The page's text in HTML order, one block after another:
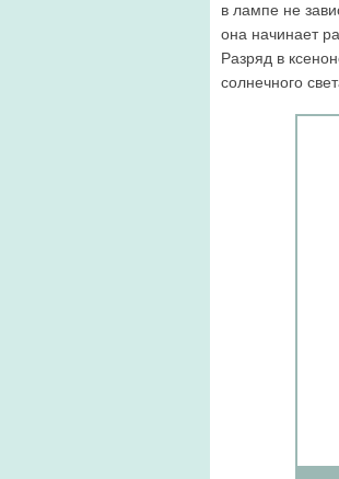
в лампе не
она начинает
Разряд в
солнеч­ного